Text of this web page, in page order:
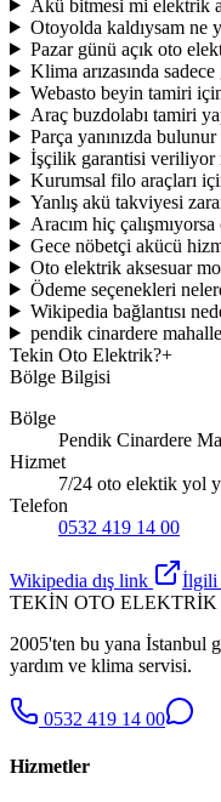
Akü bitmesi mi elektrik
Otoyolda kaldıysam ne
Pazar günü açık oto
Klima arızasında
Webasto beyin tamiri
Araç buzdolabı tamiri
Parça yanınızda
İşçilik garantisi veriliyor
Kurumsal filo araçları
Yanlış akü takviyesi
Aracım hiç
Gece nöbetçi akücü
Oto elektrik aksesuar
Ödeme seçenekleri
Wikipedia bağlantısı
pendik cinardere
Tekin Oto Elektrik?+
Bölge Bilgisi
Bölge
Pendik Cinardere
Hizmet
7/24 oto elektik yol
Telefon
0532 419 14 00
Wikipedia dış link
İlgili
TEKİN OTO ELEKTRİK
2005'ten bu yana İstanbul
yardım ve klima servisi.
0532 419 14 00
Hizmetler